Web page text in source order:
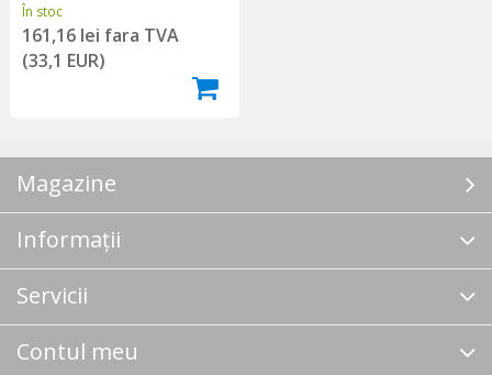
În stoc
161,16 lei fara TVA
(33,1 EUR)
Magazine
Informații
Servicii
Contul meu